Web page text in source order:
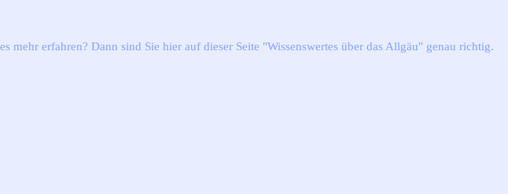
erfahren? Dann sind Sie hier auf dieser Seite "Wissenswertes über das Allgäu" genau richtig.